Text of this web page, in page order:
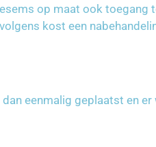
op maat ook toegang
kost een
eenmalig geplaatst en er